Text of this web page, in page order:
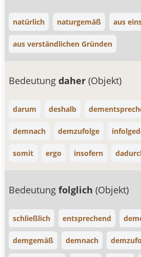
natürlich naturgemäß aus
aus verständlichen Gründen
Bedeutungdaher(Objekt)
darum deshalb
demnach demzufolge
somit ergo insofern
Bedeutungfolglich(Objekt)
schließlich entsprechend
demgemäß demnach